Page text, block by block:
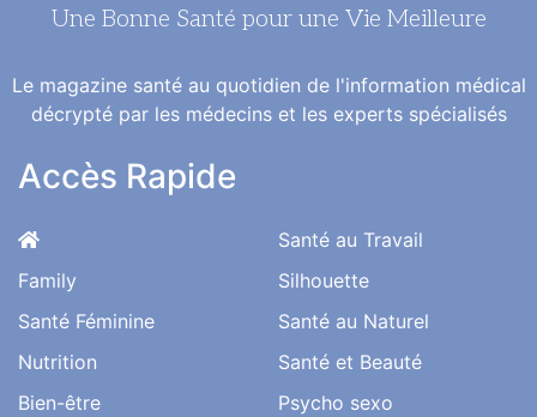
Une Bonne Santé pour une Vie Meilleure
Le magazine santé au quotidien de l'information médical
décrypté par les médecins et les experts spécialisés
Accès Rapide
Family
Santé Féminine
Nutrition
Bien-être
Santé au Travail
Silhouette
Santé au Naturel
Santé et Beauté
Psycho sexo